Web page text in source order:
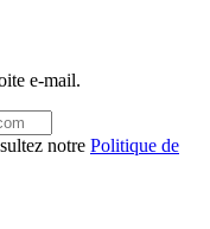
e-mail.
notre Politique de